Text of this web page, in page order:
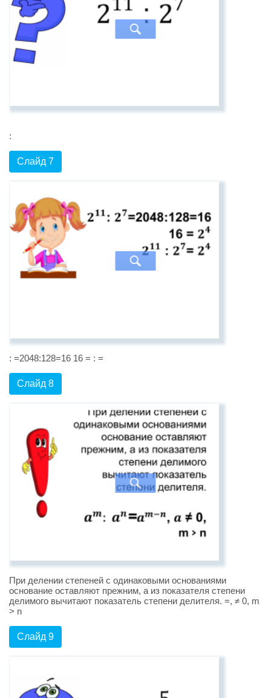
:
Слайд 7
: =2048:128=16 16 = : =
Слайд 8
При делении степеней с одинаковыми основаниями
основание оставляют прежним, а из показателя степени
делимого вычитают показатель степени делителя. =, ≠ 0, m
> n
Слайд 9